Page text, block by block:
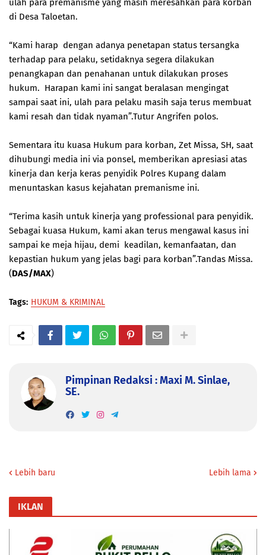
ulah para premanisme yang masih meresahkan para korban
di Desa Taloetan.
“Kami harap dengan adanya penetapan status tersangka
terhadap para pelaku, setidaknya segera dilakukan
penangkapan dan penahanan untuk dilakukan proses
hukum. Harapan kami ini sangat beralasan mengingat
sampai saat ini, ulah para pelaku masih saja terus membuat
kami resah dan tidak nyaman”.Tutur Angrifen polos.
Sementara itu kuasa Hukum para korban, Zet Missa, SH, saat
dihubungi media ini via ponsel, memberikan apresiasi atas
kinerja dan kerja keras penyidik Polres Kupang dalam
menuntaskan kasus kejahatan premanisme ini.
“Terima kasih untuk kinerja yang professional para penyidik.
Sebagai kuasa Hukum, kami akan terus mengawal kasus ini
sampai ke meja hijau, demi keadilan, kemanfaatan, dan
kepastian hukum yang jelas bagi para korban”.Tandas Missa.
(DAS/MAX)
Tags: HUKUM & KRIMINAL
Pimpinan Redaksi : Maxi M. Sinlae,
SE.
Lebih baru Lebih lama
IKLAN